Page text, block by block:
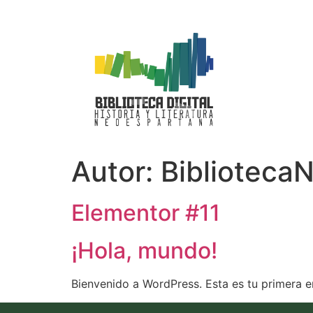
Autor:
Elementor #11
¡Hola, mundo!
Bienvenido a WordPress. Esta es tu primera